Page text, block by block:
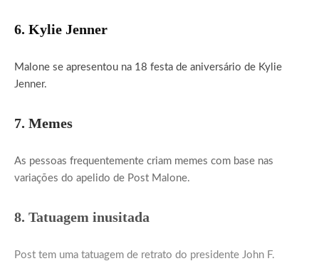
6. Kylie Jenner
Malone se apresentou na 18 festa de aniversário de Kylie
Jenner.
7. Memes
As pessoas frequentemente criam memes com base nas
variações do apelido de Post Malone.
8. Tatuagem inusitada
Post tem uma tatuagem de retrato do presidente John F.